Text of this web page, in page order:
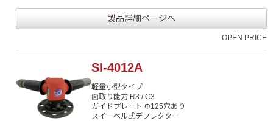
製品詳細ページへ
OPEN PRICE
SI-4012A
軽量小型タイプ
面取り能力 R3 / C3
ガイドプレート Φ125穴あり
スイーベル式デフレクター